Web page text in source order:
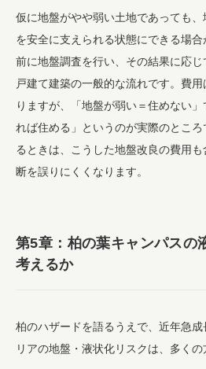
仮に地盤がやや弱い土地であっても
を安全に支えられる状態にできる場
前に地盤調査を行い、その結果に応じ
戸建て建築の一般的な流れです。費
りますが、「地盤が弱い＝住めない
れば住める」というのが実際のとこ
るときは、こうした地盤改良の費用
断を誤りにくくなります。
第5章：柏の葉キャンパスの
考えるか
柏のハザードを語るうえで、近年急
リアの地盤・液状化リスクは、多くの